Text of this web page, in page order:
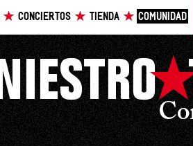
CONCIERTOS TIENDA COMUNIDAD